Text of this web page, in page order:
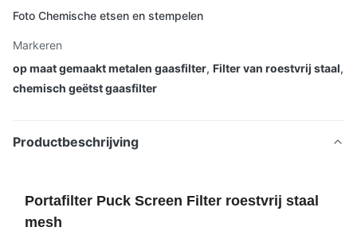
Foto Chemische etsen en stempelen
Markeren
op maat gemaakt metalen gaasfilter, Filter van roestvrij staal,
chemisch geëtst gaasfilter
Productbeschrijving
Portafilter Puck Screen Filter roestvrij staal
mesh